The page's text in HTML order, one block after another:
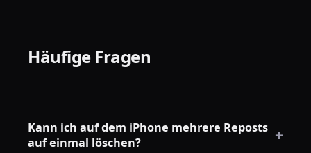
Häufige Fragen
Kann ich auf dem iPhone mehrere Reposts
auf einmal löschen?
+